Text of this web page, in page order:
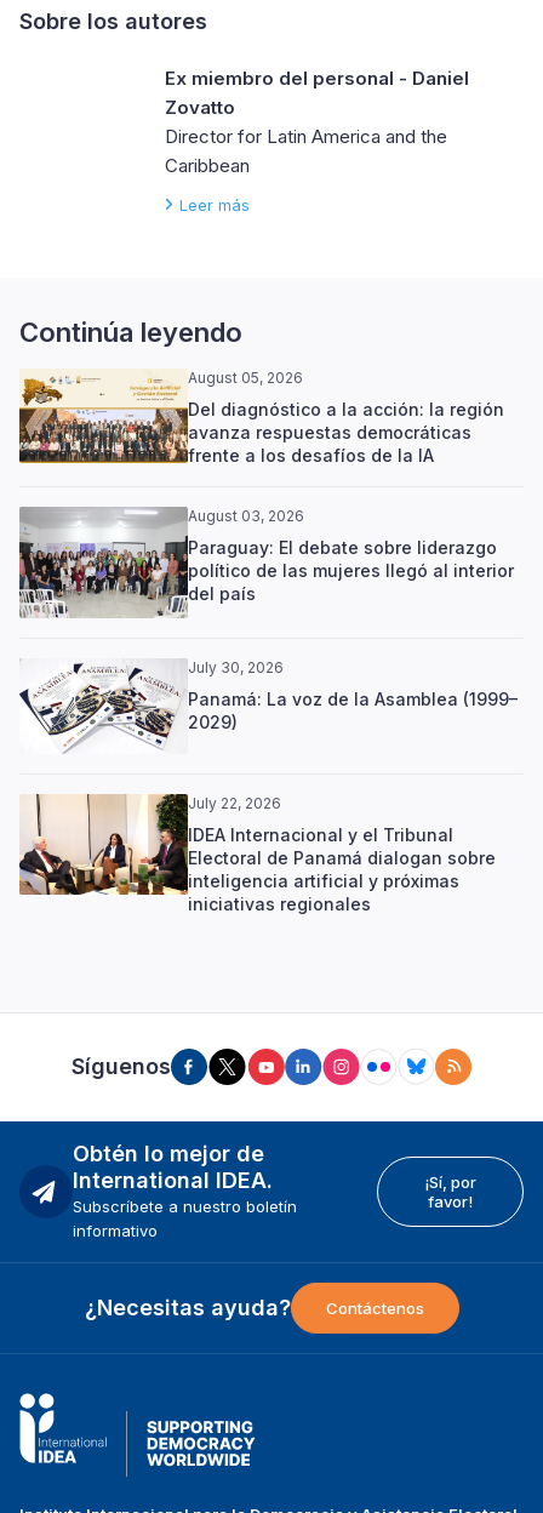
Sobre los autores
Ex miembro del personal - Daniel
Zovatto
Director for Latin America and the
Caribbean
Leer más
Continúa leyendo
August 05, 2026
Del diagnóstico a la acción: la región
avanza respuestas democráticas
frente a los desafíos de la IA
August 03, 2026
Paraguay: El debate sobre liderazgo
político de las mujeres llegó al interior
del país
July 30, 2026
Panamá: La voz de la Asamblea (1999–
2029)
July 22, 2026
IDEA Internacional y el Tribunal
Electoral de Panamá dialogan sobre
inteligencia artificial y próximas
iniciativas regionales
Síguenos
Obtén lo mejor de
International IDEA.
Subscríbete a nuestro boletín
informativo
¡Sí, por
favor!
¿Necesitas ayuda? Contáctenos